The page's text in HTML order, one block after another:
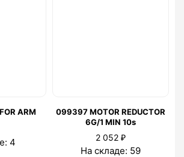
ARM
4
099397 MOTOR REDUCTOR
6G/1 MIN 10s
2 052 ₽
На складе: 59